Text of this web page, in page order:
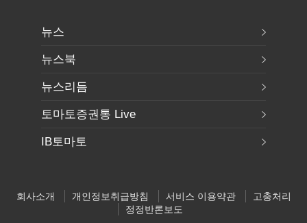
뉴스
뉴스북
뉴스리듬
토마토증권통 Live
IB토마토
회사소개 개인정보취급방침 서비스 이용약관
고충처리
정정반론보도